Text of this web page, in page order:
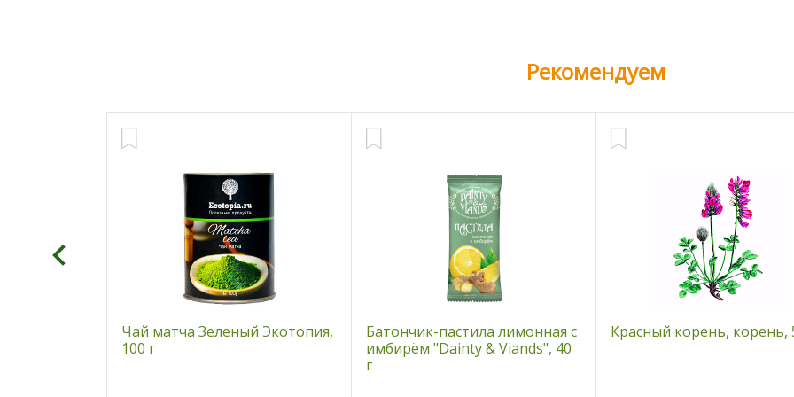
Рекомендуем
Чай матча Зеленый Экотопия,
100 г
Батончик-пастила лимонная с
имбирём "Dainty & Viands", 40
г
Красный корень, корень,